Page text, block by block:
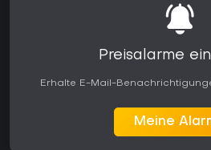
Preisalarme
Erhalte E-Mail-
Meine